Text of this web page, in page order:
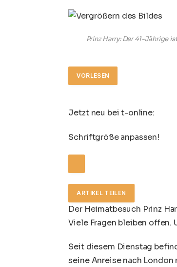
Prinz Harry: Der 41-Jährige
VORLESEN
Jetzt neu bei t-online:
Schriftgröße anpassen!
ARTIKEL TEILEN
Der Heimatbesuch Prinz
Viele Fragen bleiben offen.
Seit diesem Dienstag
seine Anreise nach London